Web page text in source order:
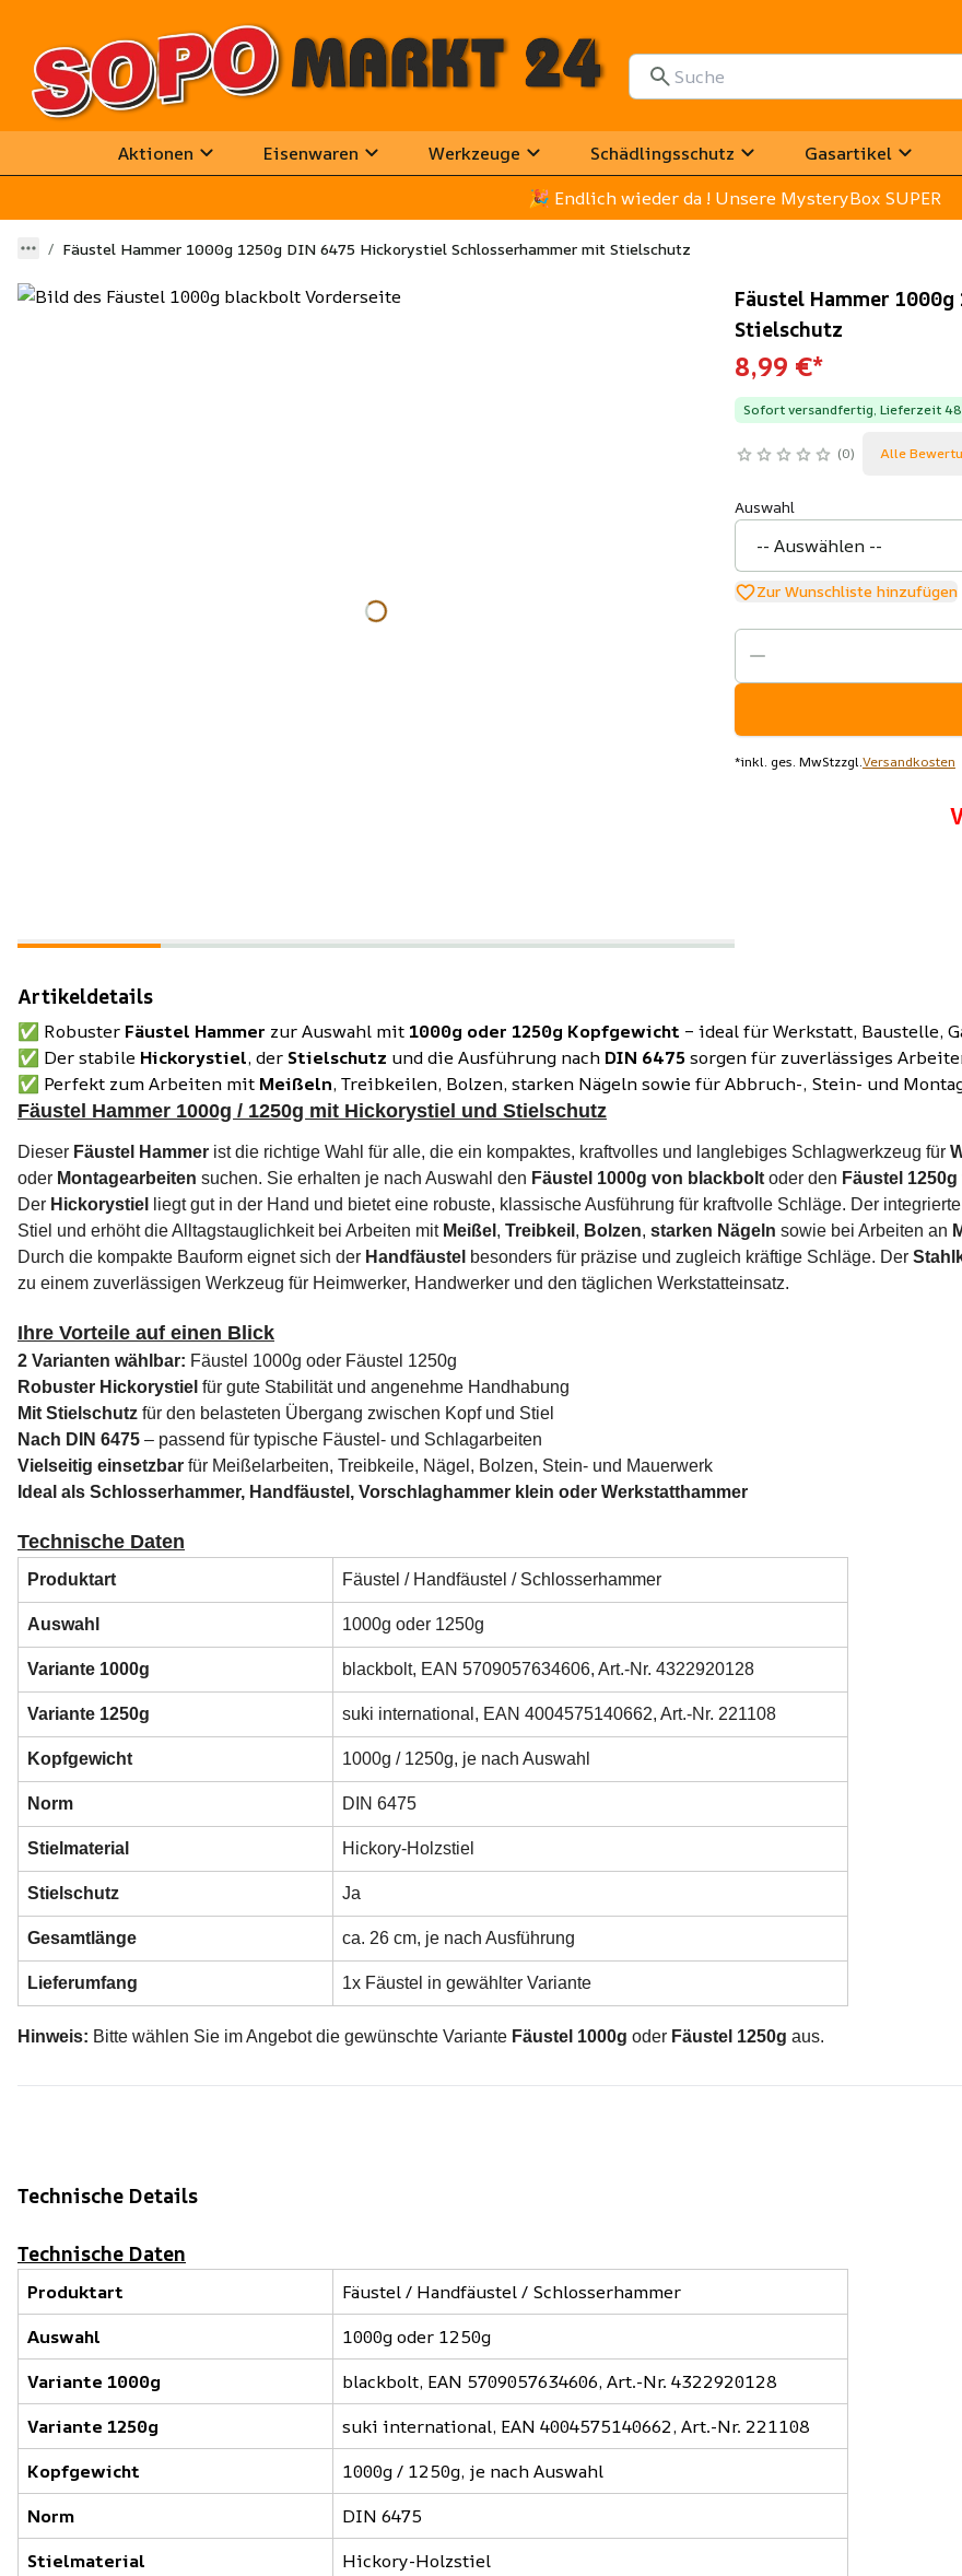
Aktionen Eisenwaren Werkzeuge Schädlingsschutz Gasartikel
🎉 Endlich wieder da ! Unsere MysteryBox SUPER
Fäustel Hammer 1000g 1250g DIN 6475 Hickorystiel Schlosserhammer mit Stielschutz
Fäustel Hammer
Stielschutz
8,99 €*
Sofort versandfertig, Lieferzeit
0 Alle
Auswahl
Zur Wunschliste hinzufügen
*inkl. ges. MwStzzgl.Versandkosten
Artikeldetails
✅ RobusterFäustel Hammer zur Auswahl mit 1000g oder 1250g Kopfgewicht – ideal für Werkstatt, Baustelle,
✅ Der stabile Hickorystiel, der Stielschutz und die Ausführung nach DIN 6475sorgen für zuverlässiges
✅ Perfekt zum Arbeiten mit Meißeln, Treibkeilen, Bolzen, starken Nägeln sowie für Abbruch-, Stein- und
Fäustel Hammer 1000g / 1250g mit Hickorystiel und Stielschutz
Dieser Fäustel Hammer ist die richtige Wahl für alle, die ein kompaktes, kraftvolles und langlebiges Schlagwerkzeug für
oder Montagearbeiten suchen. Sie erhalten je nach Auswahl den Fäustel 1000g von blackbolt oder den Fäustel
Der Hickorystiel liegt gut in der Hand und bietet eine robuste, klassische Ausführung für kraftvolle Schläge. Der integrierte
Stiel und erhöht die Alltagstauglichkeit bei Arbeiten mit Meißel , Treibkeil , Bolzen, starken Nägeln sowie bei Arbeiten an
Durch die kompakte Bauform eignet sich der Handfäustel besonders für präzise und zugleich kräftige Schläge. Der
zu einem zuverlässigen Werkzeug für Heimwerker, Handwerker und den täglichen Werkstatteinsatz.
Ihre Vorteile auf einen Blick
2 Varianten wählbar: Fäustel 1000g oder Fäustel 1250g
Robuster Hickorystiel für gute Stabilität und angenehme Handhabung
Mit Stielschutz für den belasteten Übergang zwischen Kopf und Stiel
Nach DIN 6475 – passend für typische Fäustel- und Schlagarbeiten
Vielseitig einsetzbar für Meißelarbeiten, Treibkeile, Nägel, Bolzen, Stein- und Mauerwerk
Ideal als Schlosserhammer, Handfäustel, Vorschlaghammer klein oder Werkstatthammer
Technische Daten
Produktart Fäustel / Handfäustel / Schlosserhammer
Auswahl 1000g oder 1250g
Variante 1000g blackbolt, EAN 5709057634606, Art.-Nr. 4322920128
Variante 1250g suki international, EAN 4004575140662, Art.-Nr. 221108
Kopfgewicht 1000g / 1250g, je nach Auswahl
Norm DIN 6475
Stielmaterial Hickory-Holzstiel
Stielschutz Ja
Gesamtlänge ca. 26 cm, je nach Ausführung
Lieferumfang 1x Fäustel in gewählter Variante
Hinweis: Bitte wählen Sie im Angebot die gewünschte Variante Fäustel 1000g oder Fäustel 1250g aus.
Technische Details
Technische Daten
Produktart
Fäustel / Handfäustel / Schlosserhammer
Auswahl
1000g oder 1250g
Variante 1000g
blackbolt, EAN 5709057634606, Art.-Nr. 4322920128
Variante 1250g
suki international, EAN 4004575140662, Art.-Nr. 221108
Kopfgewicht
1000g / 1250g, je nach Auswahl
Norm
DIN 6475
Stielmaterial
Hickory-Holzstiel